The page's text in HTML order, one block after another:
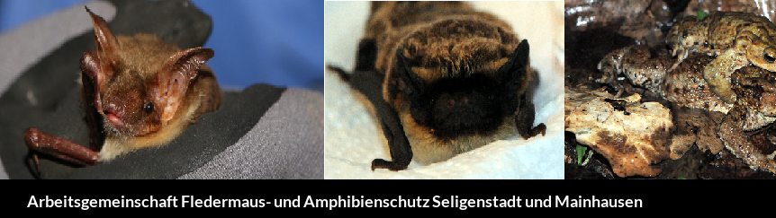
Arbeitsgemeinschaft Fledermaus- und Amphibienschutz Seligenstadt und Mainhausen